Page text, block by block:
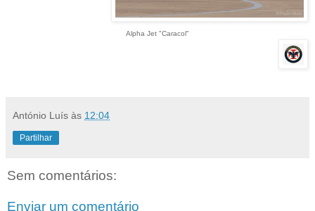
Alpha Jet "Caracol"
António Luís às 12:04
Partilhar
Sem comentários:
Enviar um comentário